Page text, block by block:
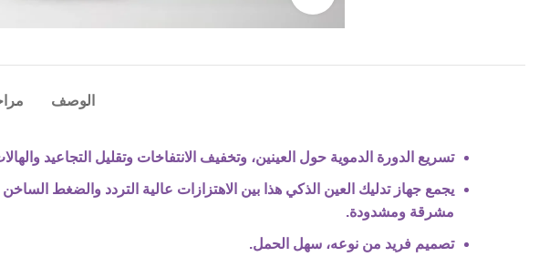
الوصف
تسريع الدورة الدموية حول العينين، وتخفيف الانتفاخات وتقليل التجاعيد
يجمع جهاز تدليك العين الذكي هذا بين الاهتزازات عالية التردد والضغط
مشرقة ومشدودة.
تصميم فريد من نوعه، سهل الحمل.